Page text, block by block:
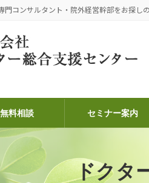
門コンサルタント・院外経営幹部をお探し
無料相談 セミナー案内
ドクタ